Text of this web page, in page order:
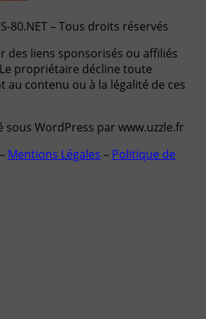
80.NET – Tous droits réservés
des liens sponsorisés ou affiliés
propriétaire décline toute
au contenu ou à la légalité de ces
sous WordPress par www.uzzle.fr
– Mentions Légales – Politique de